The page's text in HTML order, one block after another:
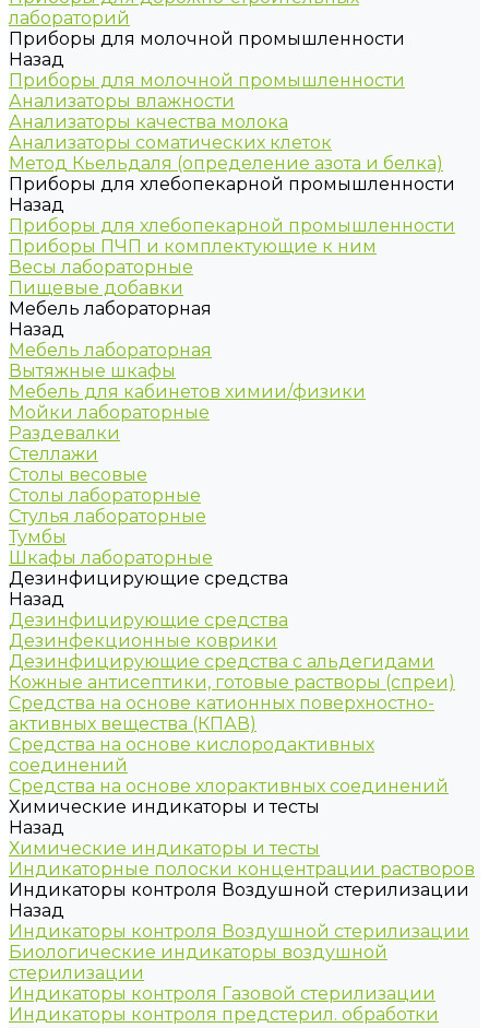
лабораторий
Приборы для молочной промышленности
Назад
Приборы для молочной промышленности
Анализаторы влажности
Анализаторы качества молока
Анализаторы соматических клеток
Метод Кьельдаля (определение азота и белка)
Приборы для хлебопекарной промышленности
Назад
Приборы для хлебопекарной промышленности
Приборы ПЧП и комплектующие к ним
Весы лабораторные
Пищевые добавки
Мебель лабораторная
Назад
Мебель лабораторная
Вытяжные шкафы
Мебель для кабинетов химии/физики
Мойки лабораторные
Раздевалки
Стеллажи
Столы весовые
Столы лабораторные
Стулья лабораторные
Тумбы
Шкафы лабораторные
Дезинфицирующие средства
Назад
Дезинфицирующие средства
Дезинфекционные коврики
Дезинфицирующие средства с альдегидами
Кожные антисептики, готовые растворы (спреи)
Средства на основе катионных поверхностно-
активных вещества (КПАВ)
Средства на основе кислородактивных
соединений
Средства на основе хлорактивных соединений
Химические индикаторы и тесты
Назад
Химические индикаторы и тесты
Индикаторные полоски концентрации растворов
Индикаторы контроля Воздушной стерилизации
Назад
Индикаторы контроля Воздушной стерилизации
Биологические индикаторы воздушной
стерилизации
Индикаторы контроля Газовой стерилизации
Индикаторы контроля предстерил. обработки